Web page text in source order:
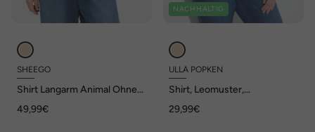
SHEEGO
Shirt Langarm Animal Ohne
49,99€
NACHHALTIG
ULLA POPKEN
Shirt, Leomuster,
Arm
29,99€